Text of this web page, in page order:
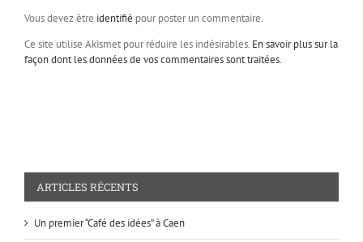
Vous devez être identifié pour poster un commentaire.
Ce site utilise Akismet pour réduire les indésirables. En savoir plus sur la
façon dont les données de vos commentaires sont traitées.
ARTICLES RÉCENTS
Un premier “Café des idées” à Caen